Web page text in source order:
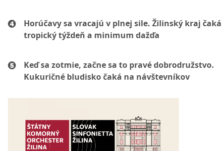
Horúčavy sa vracajú v plnej sile. Žilinský kraj čaká
tropický týždeň a minimum dažďa
Keď sa zotmie, začne sa to pravé dobrodružstvo.
Kukuričné bludisko čaká na návštevníkov